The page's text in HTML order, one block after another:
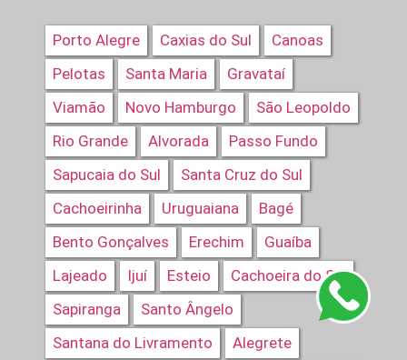
Porto Alegre Caxias do Sul
Canoas
Pelotas
Santa Maria
Gravataí
Viamão
Novo Hamburgo
São Leopoldo
Rio Grande
Alvorada
Passo Fundo
Sapucaia do Sul
Santa Cruz do Sul
Cachoeirinha
Uruguaiana
Bagé
Bento Gonçalves
Erechim
Guaíba
Lajeado
Ijuí Esteio
Cachoeira do Sul
Sapiranga
Santo Ângelo
Santana do Livramento
Alegrete